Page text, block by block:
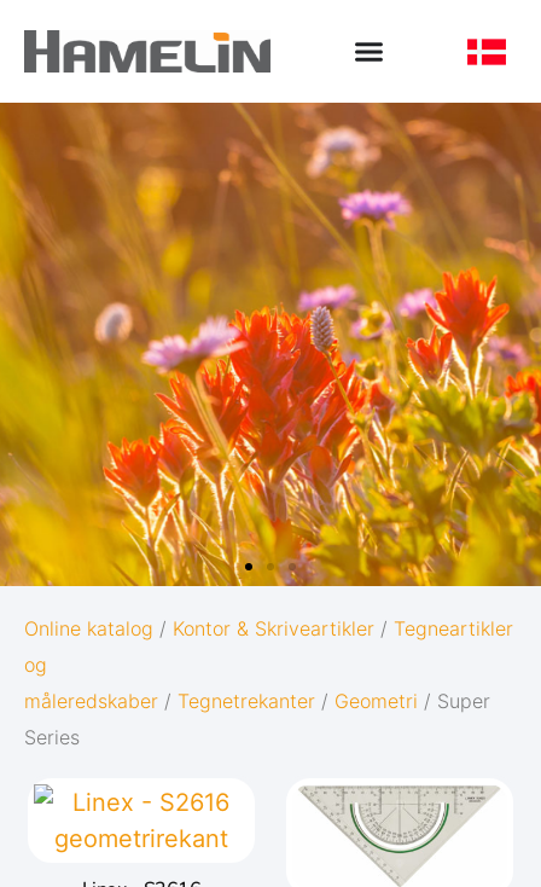
OXFORD
ORIGINS
livet:
Diskret og minimalistisk design
5 naturinspirerede farver med
Online katalog / Kontor & Skriveartikler / Tegneartikler
og
måleredskaber / Tegnetrekanter / Geometri / Super
Series